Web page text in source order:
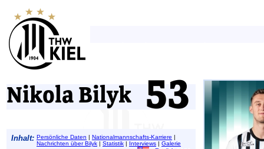
Nikola Bilyk
Inhalt: Persönliche Daten | Nationalmannschafts-Karriere |
Nachrichten über Bilyk | Statistik | Interviews | Galerie